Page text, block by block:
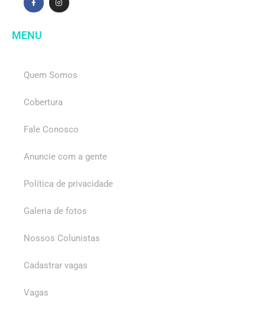
MENU
Quem Somos
Cobertura
Fale Conosco
Anuncie com a gente
Política de privacidade
Galeria de fotos
Nossos Colunistas
Cadastrar vagas
Vagas